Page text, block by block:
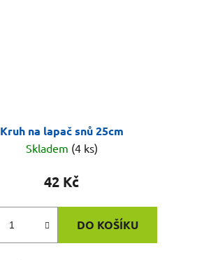
Kruh na lapač snů 25cm
Skladem (4 ks)
42 Kč
DO KOŠÍKU